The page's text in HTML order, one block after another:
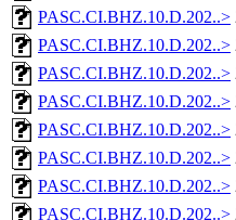
PASC.CI.BHZ.10.D.202..>
PASC.CI.BHZ.10.D.202..>
PASC.CI.BHZ.10.D.202..>
PASC.CI.BHZ.10.D.202..>
PASC.CI.BHZ.10.D.202..>
PASC.CI.BHZ.10.D.202..>
PASC.CI.BHZ.10.D.202..>
PASC.CI.BHZ.10.D.202..>